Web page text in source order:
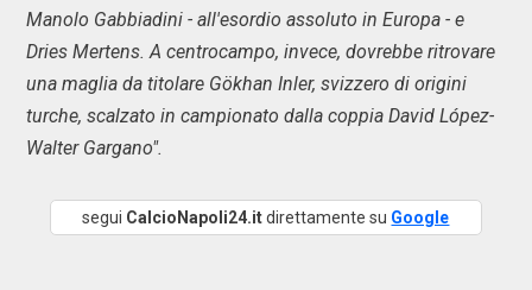
Manolo Gabbiadini - all'esordio assoluto in Europa - e
Dries Mertens. A centrocampo, invece, dovrebbe ritrovare
una maglia da titolare Gökhan Inler, svizzero di origini
turche, scalzato in campionato dalla coppia David López-
Walter Gargano".
segui CalcioNapoli24.itdirettamente su Google